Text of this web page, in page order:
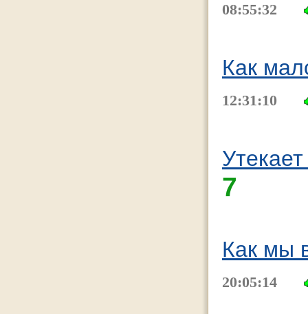
08:55:32
Как
12:31:10
7
Как мы
20:05:14